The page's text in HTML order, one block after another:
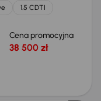
1.5 CDTI
Cena promocyjna
38 500 zł